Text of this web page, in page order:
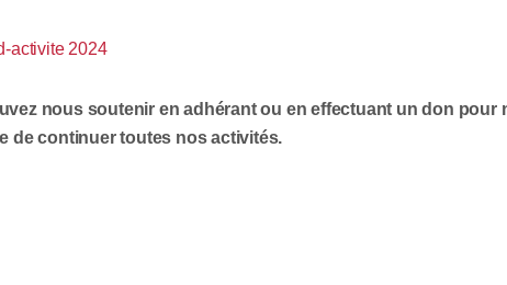
activite 2024
nous soutenir en adhérant ou en effectuant un don pour
de continuer toutes nos activités.